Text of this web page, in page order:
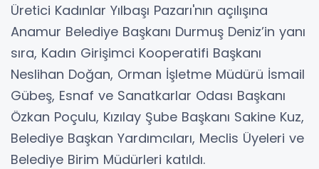
Üretici Kadınlar Yılbaşı Pazarı'nın açılışına
Anamur Belediye Başkanı Durmuş Deniz’in yanı
sıra, Kadın Girişimci Kooperatifi Başkanı
Neslihan Doğan, Orman İşletme Müdürü İsmail
Gübeş, Esnaf ve Sanatkarlar Odası Başkanı
Özkan Poçulu, Kızılay Şube Başkanı Sakine Kuz,
Belediye Başkan Yardımcıları, Meclis Üyeleri ve
Belediye Birim Müdürleri katıldı.